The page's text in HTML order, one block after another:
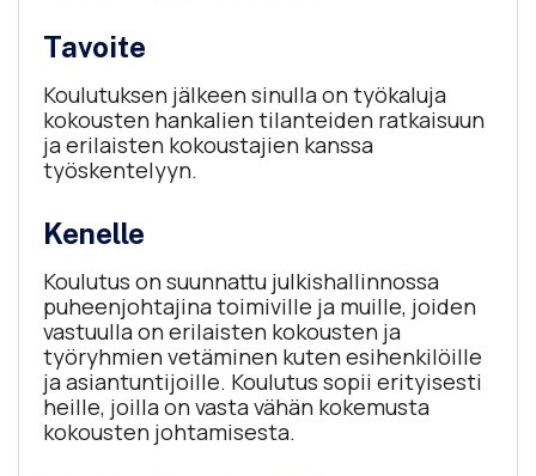
Tavoite
Koulutuksen jälkeen sinulla on työkaluja
kokousten hankalien tilanteiden ratkaisuun
ja erilaisten kokoustajien kanssa
työskentelyyn.
Kenelle
Koulutus on suunnattu julkishallinnossa
puheenjohtajina toimiville ja muille, joiden
vastuulla on erilaisten kokousten ja
työryhmien vetäminen kuten esihenkilöille
ja asiantuntijoille. Koulutus sopii erityisesti
heille, joilla on vasta vähän kokemusta
kokousten johtamisesta.